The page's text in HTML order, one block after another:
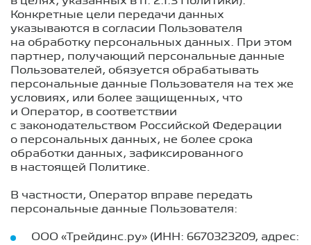
Конкретные цели передачи данных
указываются в согласии Пользователя
на обработку персональных данных. При этом
партнер, получающий персональные данные
Пользователей, обязуется обрабатывать
персональные данные Пользователя на тех же
условиях, или более защищенных, что
и Оператор, в соответствии
с законодательством Российской Федерации
о персональных данных, не более срока
обработки данных, зафиксированного
в настоящей Политике.
В частности, Оператор вправе передать
персональные данные Пользователя:
ООО «Трейдинс.ру» (ИНН: 6670323209, адрес: